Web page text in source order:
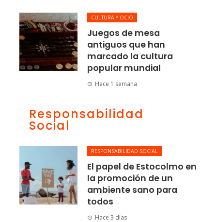
CULTURA Y OCIO
Juegos de mesa
antiguos que han
marcado la cultura
popular mundial
Hace 1 semana
Responsabilidad
Social
RESPONSABILIDAD SOCIAL
El papel de Estocolmo en
la promoción de un
ambiente sano para
todos
Hace 3 días